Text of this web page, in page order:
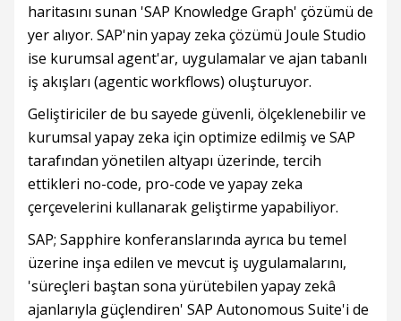
haritasını sunan 'SAP Knowledge Graph' çözümü de
yer alıyor. SAP'nin yapay zeka çözümü Joule Studio
ise kurumsal agent'ar, uygulamalar ve ajan tabanlı
iş akışları (agentic workflows) oluşturuyor.
Geliştiriciler de bu sayede güvenli, ölçeklenebilir ve
kurumsal yapay zeka için optimize edilmiş ve SAP
tarafından yönetilen altyapı üzerinde, tercih
ettikleri no-code, pro-code ve yapay zeka
çerçevelerini kullanarak geliştirme yapabiliyor.
SAP; Sapphire konferanslarında ayrıca bu temel
üzerine inşa edilen ve mevcut iş uygulamalarını,
'süreçleri baştan sona yürütebilen yapay zekâ
ajanlarıyla güçlendiren' SAP Autonomous Suite'i de